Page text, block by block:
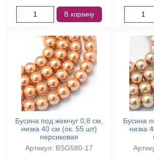
В корзину
Бусина под жемчуг 0,8 см,
низка 40 см (ок. 55 шт)
персиковая
Артикул: BSG580-17
Бусина
низка